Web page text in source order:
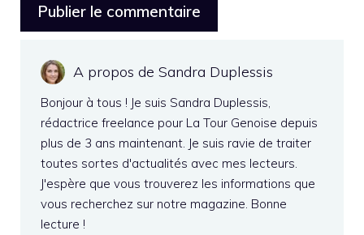
A propos de Sandra Duplessis
Bonjour à tous ! Je suis Sandra Duplessis,
rédactrice freelance pour La Tour Genoise depuis
plus de 3 ans maintenant. Je suis ravie de traiter
toutes sortes d'actualités avec mes lecteurs.
J'espère que vous trouverez les informations que
vous recherchez sur notre magazine. Bonne
lecture !